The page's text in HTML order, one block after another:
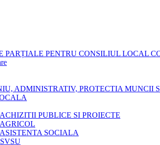
PARȚIALE PENTRU CONSILIUL LOCAL
ADMINISTRATIV, PROTECTIA MUNCII
PUBLICE SI PROIECTE
SOCIALA